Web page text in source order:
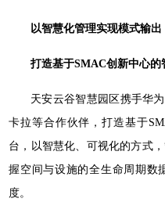
以智慧化管理实现模式输出
打造基于SMAC创新中心的
天安云谷智慧园区携手华
卡拉等合作伙伴，打造基于
台，以智慧化、可视化的方式
握空间与设施的全生命周期数
度。